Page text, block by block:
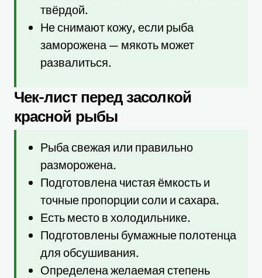
твёрдой.
Не снимают кожу, если рыба
заморожена — мякоть может
развалиться.
Чек-лист перед засолкой
красной рыбы
Рыба свежая или правильно
разморожена.
Подготовлена чистая ёмкость и
точные пропорции соли и сахара.
Есть место в холодильнике.
Подготовлены бумажные полотенца
для обсушивания.
Определена желаемая степень